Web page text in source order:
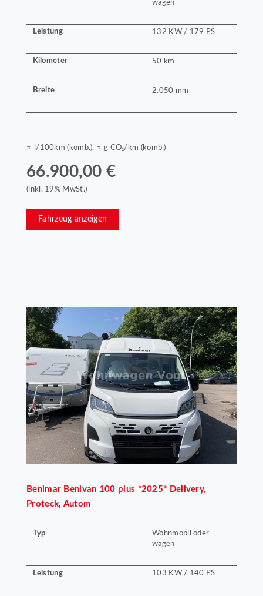
wagen
Leistung 132 KW / 179 PS
Kilometer 50 km
Breite 2.050 mm
≈ l/100km (komb.), ≈ g CO₂/km (komb.)
66.900,00 €
(inkl. 19% MwSt.)
Fahrzeug anzeigen
Benimar Benivan 100 plus *2025* Delivery,
Proteck, Autom
Typ
Wohnmobil oder -
wagen
Leistung 103 KW / 140 PS